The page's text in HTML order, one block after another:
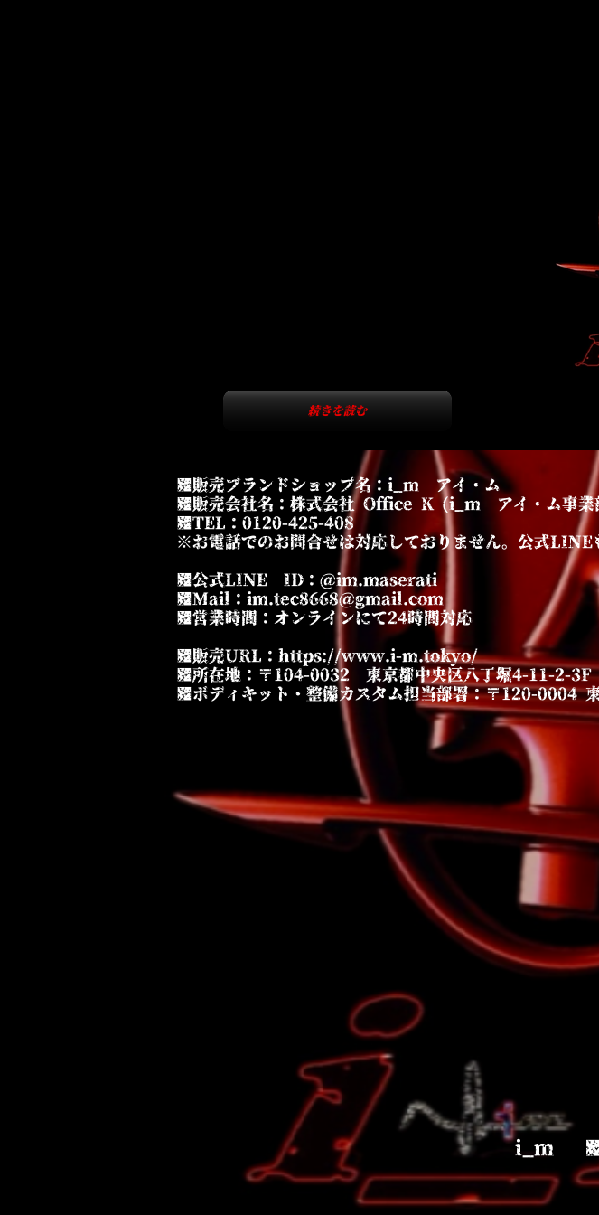
続きを読む
■販売ブランドショップ名：i_m アイ・ム
■販売会社名：株式会社 Office K (i_m アイ・ム事業
■TEL：0120-425-408
※お電話でのお問合せは対応しておりません。公式LINE
■公式LINE ID：@im.maserati
■Mail： im.tec8668@gmail.com
■営業時間：オンラインにて24時間対応
■販売URL： https://www.i-m.tokyo/
■所在地：〒104-0032 東京都中央区八丁堀4-11-2-3F
■ボディキット・整備カスタム担当部署：〒120-0004
i_m ■